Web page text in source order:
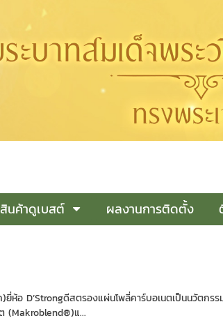
สินค้าดูเบสต์ ผลงานการติดตั้ง
ยี่ห้อ D’Strongดีสตรองแผ่นโพลี่คาร์บอเนตเป็นนวัต
(Makroblend®)แ...